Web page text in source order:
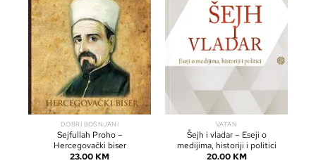
DOBRI BOŠNJANI
Sejfullah Proho –
Hercegovački biser
23.00 KM
VATAN
Šejh i vladar – Eseji o
medijima, historiji i politici
20.00 KM